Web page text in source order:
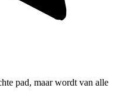
pad, maar wordt van alle